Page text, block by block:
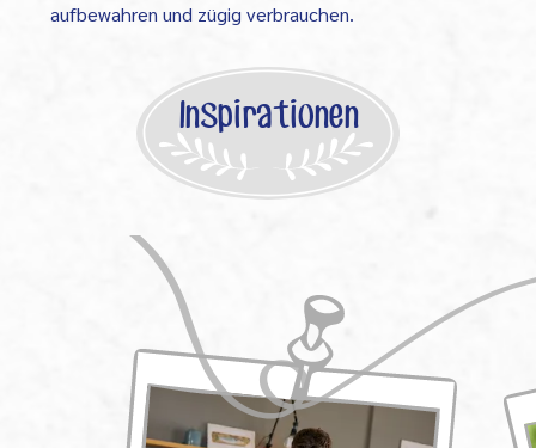
aufbewahren und zügig verbrauchen.
Inspirationen